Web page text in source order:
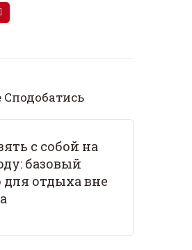
с собой на
базовый
для отдыха вне